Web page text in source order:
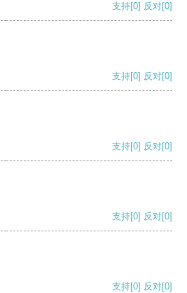
支持[0] 反对[0]
支持[0] 反对[0]
支持[0] 反对[0]
支持[0] 反对[0]
支持[0] 反对[0]